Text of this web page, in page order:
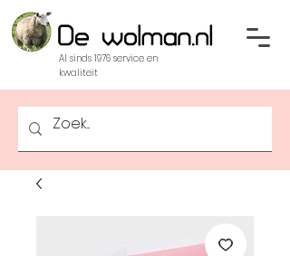
Al sinds 1976 service en
kwaliteit